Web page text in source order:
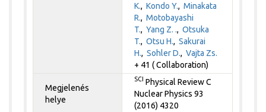
K.,Kondo Y.,Minakata
R.,Motobayashi
T.,Yang Z. .,Otsuka
T.,Otsu H.,Sakurai
H.,Sohler D.,Vajta Zs.
+ 41 ( Collaboration)
Megjelenés
helye
SCI Physical Review C
Nuclear Physics 93
(2016) 4320